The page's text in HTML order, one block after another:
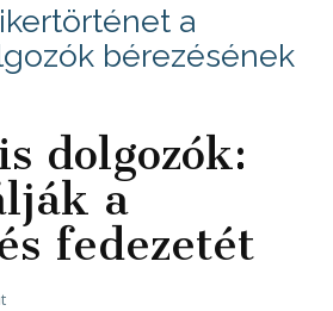
a
bérezésének
dolgozók:
a
fedezetét